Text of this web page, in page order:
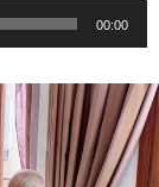
00:00